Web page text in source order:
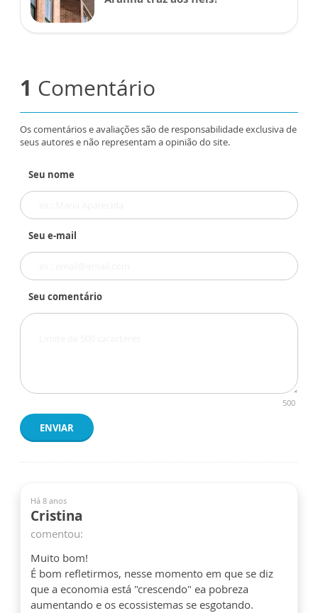
1 Comentário
Os comentários e avaliações são de responsabilidade exclusiva de
seus autores e não representam a opinião do site.
Seu nome
Seu e-mail
Seu comentário
500
ENVIAR
Há 8 anos
Cristina
comentou:
Muito bom!
É bom refletirmos, nesse momento em que se diz
que a economia está "crescendo" ea pobreza
aumentando e os ecossistemas se esgotando.